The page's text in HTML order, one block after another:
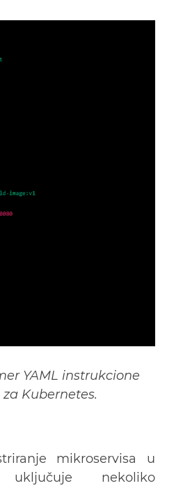
YAML instrukcione
Kubernetes.
mikroservisa u
uključuje nekoliko